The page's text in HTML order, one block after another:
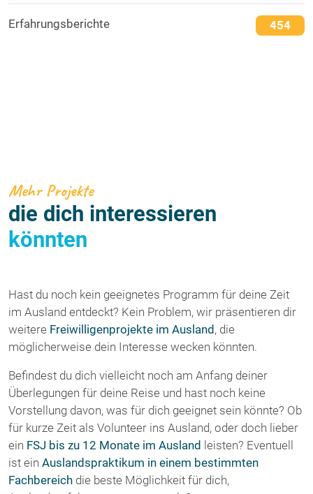
Erfahrungsberichte 454
Mehr Projekte
die dich interessieren
könnten
Hast du noch kein geeignetes Programm für deine Zeit
im Ausland entdeckt? Kein Problem, wir präsentieren dir
weitere Freiwilligenprojekte im Ausland, die
möglicherweise dein Interesse wecken könnten.
Befindest du dich vielleicht noch am Anfang deiner
Überlegungen für deine Reise und hast noch keine
Vorstellung davon, was für dich geeignet sein könnte? Ob
für kurze Zeit als Volunteer ins Ausland, oder doch lieber
ein FSJ bis zu 12 Monate im Ausland leisten? Eventuell
ist ein Auslandspraktikum in einem bestimmten
Fachbereich die beste Möglichkeit für dich,